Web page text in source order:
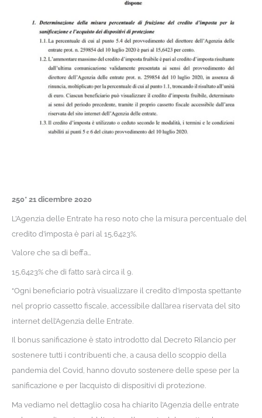
250* 21 dicembre 2020
L’Agenzia delle Entrate ha reso noto che la misura percentuale del
credito d’imposta è pari al 15,6423%.
Valore che sa di beffa…
15,6423% che di fatto sarà circa il 9.
“Ogni beneficiario potrà visualizzare il credito d’imposta spettante
nel proprio cassetto fiscale, accessibile dall’area riservata del sito
internet dell’Agenzia delle Entrate.
Il bonus sanificazione è stato introdotto dal Decreto Rilancio per
sostenere tutti i contribuenti che, a causa dello scoppio della
pandemia del Covid, hanno dovuto sostenere delle spese per la
sanificazione e per l’acquisto di dispositivi di protezione.
Ma vediamo nel dettaglio cosa ha chiarito l’Agenzia delle entrate